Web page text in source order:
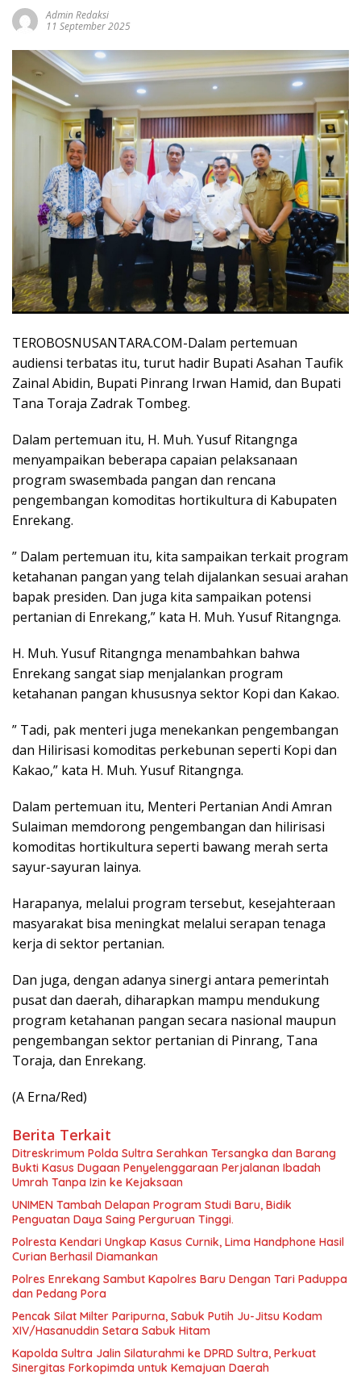
Admin Redaksi
11 September 2025
TEROBOSNUSANTARA.COM-Dalam pertemuan
audiensi terbatas itu, turut hadir Bupati Asahan Taufik
Zainal Abidin, Bupati Pinrang Irwan Hamid, dan Bupati
Tana Toraja Zadrak Tombeg.
Dalam pertemuan itu, H. Muh. Yusuf Ritangnga
menyampaikan beberapa capaian pelaksanaan
program swasembada pangan dan rencana
pengembangan komoditas hortikultura di Kabupaten
Enrekang.
” Dalam pertemuan itu, kita sampaikan terkait program
ketahanan pangan yang telah dijalankan sesuai arahan
bapak presiden. Dan juga kita sampaikan potensi
pertanian di Enrekang,” kata H. Muh. Yusuf Ritangnga.
H. Muh. Yusuf Ritangnga menambahkan bahwa
Enrekang sangat siap menjalankan program
ketahanan pangan khususnya sektor Kopi dan Kakao.
” Tadi, pak menteri juga menekankan pengembangan
dan Hilirisasi komoditas perkebunan seperti Kopi dan
Kakao,” kata H. Muh. Yusuf Ritangnga.
Dalam pertemuan itu, Menteri Pertanian Andi Amran
Sulaiman memdorong pengembangan dan hilirisasi
komoditas hortikultura seperti bawang merah serta
sayur-sayuran lainya.
Harapanya, melalui program tersebut, kesejahteraan
masyarakat bisa meningkat melalui serapan tenaga
kerja di sektor pertanian.
Dan juga, dengan adanya sinergi antara pemerintah
pusat dan daerah, diharapkan mampu mendukung
program ketahanan pangan secara nasional maupun
pengembangan sektor pertanian di Pinrang, Tana
Toraja, dan Enrekang.
(A Erna/Red)
Berita Terkait
Ditreskrimum Polda Sultra Serahkan Tersangka dan Barang
Bukti Kasus Dugaan Penyelenggaraan Perjalanan Ibadah
Umrah Tanpa Izin ke Kejaksaan
UNIMEN Tambah Delapan Program Studi Baru, Bidik
Penguatan Daya Saing Perguruan Tinggi.
Polresta Kendari Ungkap Kasus Curnik, Lima Handphone Hasil
Curian Berhasil Diamankan
Polres Enrekang Sambut Kapolres Baru Dengan Tari Paduppa
dan Pedang Pora
Pencak Silat Milter Paripurna, Sabuk Putih Ju-Jitsu Kodam
XIV/Hasanuddin Setara Sabuk Hitam
Kapolda Sultra Jalin Silaturahmi ke DPRD Sultra, Perkuat
Sinergitas Forkopimda untuk Kemajuan Daerah